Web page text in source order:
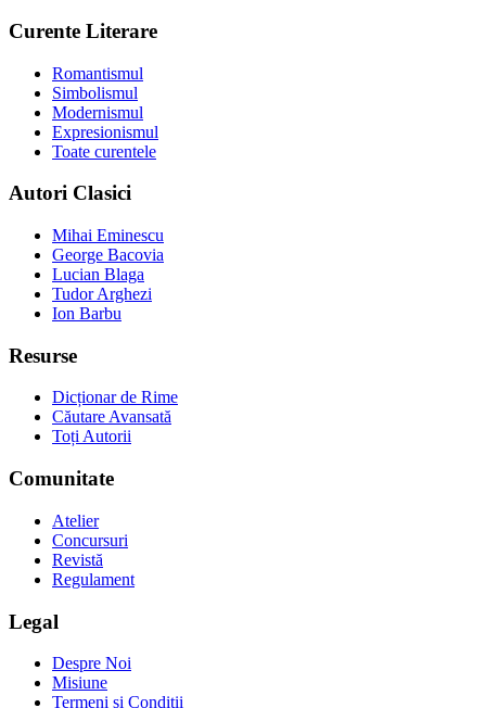
Curente Literare
Romantismul
Simbolismul
Modernismul
Expresionismul
Toate curentele
Autori Clasici
Mihai Eminescu
George Bacovia
Lucian Blaga
Tudor Arghezi
Ion Barbu
Resurse
Dicționar de Rime
Căutare Avansată
Toți Autorii
Comunitate
Atelier
Concursuri
Revistă
Regulament
Legal
Despre Noi
Misiune
Termeni și Condiții